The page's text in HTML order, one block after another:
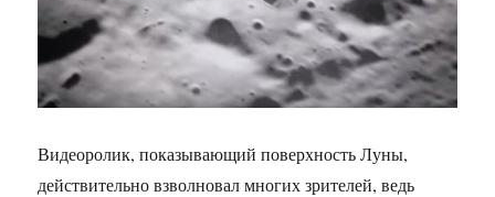
Видеоролик, показывающий поверхность Луны,
действительно взволновал многих зрителей, ведь